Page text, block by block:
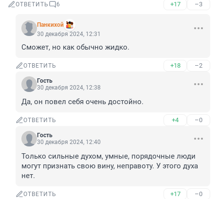
ОТВЕТИТЬ 6 +17 –3
Панкихой
30 декабря 2024, 12:31
Сможет, но как обычно жидко.
ОТВЕТИТЬ +18 –2
Гость
30 декабря 2024, 12:38
Да, он повел себя очень достойно.
ОТВЕТИТЬ +4 –0
Гость
30 декабря 2024, 12:40
Только сильные духом, умные, порядочные люди
могут признать свою вину, неправоту. У этого духа
нет.
ОТВЕТИТЬ +17 –0